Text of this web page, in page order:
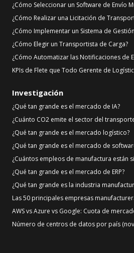
¿Cómo Seleccionar un Software de Envío
¿Cómo Realizar una Licitación de
¿Cómo Implementar un Sistema de
¿Cómo Elegir un Transportista de Carga?
¿Cómo Automatizar las Notificaciones de
KPIs de Flete que Todo Gerente de
Investigación
¿Qué tan grande es el mercado de IA?
¿Cuánto CO2 emite el sector del
¿Qué tan grande es el mercado logístico?
¿Qué tan grande es el mercado de
¿Cuántos empleos de manufactura están
¿Qué tan grande es el mercado de ERP?
¿Qué tan grande es la industria
Las 50 principales empresas
AWS vs Azure vs Google: Cuota de
Número de centros de datos por país